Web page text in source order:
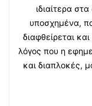
ιδιαίτερα
υποσχημένα,
διαφθείρεται
λόγος που η
και διαπλοκές,